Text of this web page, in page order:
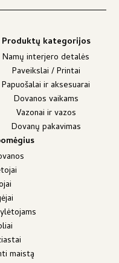
Produktų kategorijos
Namų interjero detalės
Paveikslai / Printai
Papuošalai ir aksesuarai
Dovanos vaikams
Vazonai ir vazos
Dovanų pakavimas
maistą